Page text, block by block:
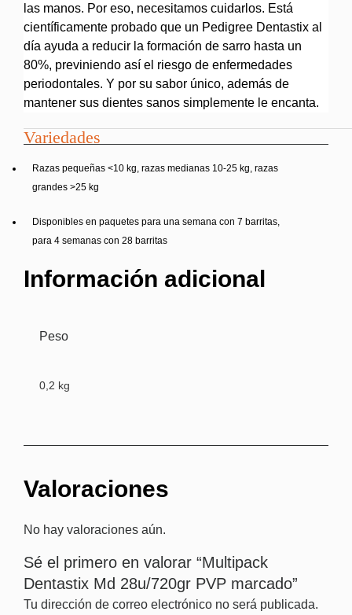
las manos. Por eso, necesitamos cuidarlos. Está
científicamente probado que un Pedigree Dentastix al
día ayuda a reducir la formación de sarro hasta un
80%, previniendo así el riesgo de enfermedades
periodontales. Y por su sabor único, además de
mantener sus dientes sanos simplemente le encanta.
Variedades
Razas pequeñas <10 kg, razas medianas 10-25 kg, razas
grandes >25 kg
Disponibles en paquetes para una semana con 7 barritas,
para 4 semanas con 28 barritas
Información adicional
Peso
0,2 kg
Valoraciones
No hay valoraciones aún.
Sé el primero en valorar “Multipack
Dentastix Md 28u/720gr PVP marcado”
Tu dirección de correo electrónico no será publicada.